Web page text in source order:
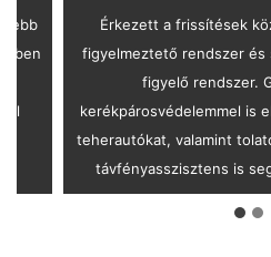
Érkezett a frissítések
figyelmeztető rendszer és
figyelő rendszer.
kerékpárosvédelemmel is
teherautókat, valamint
távfényasszisztens is